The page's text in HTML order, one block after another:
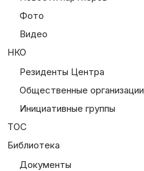
Фото
Видео
НКО
Резиденты Центра
Общественные организации
Инициативные группы
ТОС
Библиотека
Документы